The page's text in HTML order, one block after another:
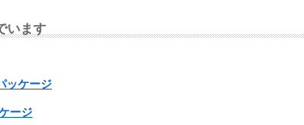
います
ケージ
ージ